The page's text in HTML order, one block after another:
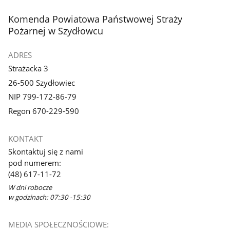
stopka
Komenda Powiatowa Państwowej Straży
Pożarnej w Szydłowcu
ADRES
Strażacka 3
26-500 Szydłowiec
NIP 799-172-86-79
Regon 670-229-590
KONTAKT
Skontaktuj się z nami
pod numerem:
(48) 617-11-72
W dni robocze
w godzinach: 07:30 -15:30
MEDIA SPOŁECZNOŚCIOWE: